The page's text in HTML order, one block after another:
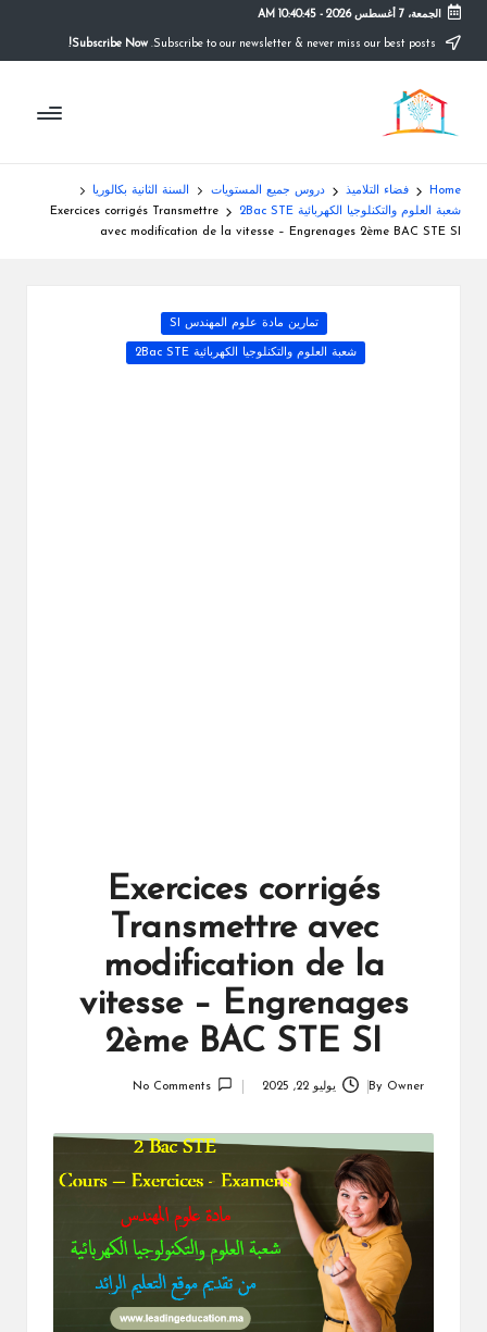
content
الجمعة، 7 أغسطس 2026 -
10:40:46 AM
Subscribe Now!
م
و
ق
ع
التعليم
الصريح
Home فضاء التلاميذ دروس جميع المستويات
السنة الثانية بكالوريا
شعبة العلوم والتكنلوجيا الكهربائية 2Bac STE
Exercices corrigés Transmettre
avec modification de la vitesse – Engrenages 2ème BAC STE SI
Posted
in
تمارين مادة علوم المهندس SI
شعبة العلوم والتكنلوجيا الكهربائية 2Bac STE
Exercices corrigés
Transmettre avec
modification de la
vitesse – Engrenages
2ème BAC STE SI
By Owner يوليو 22, 2025 No Comments